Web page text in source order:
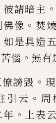
彼諸暗主 。
佛像 。 焚
如是具造
苦惱 。 無有
謗毀 。
引云 。 周
年 。 上表云